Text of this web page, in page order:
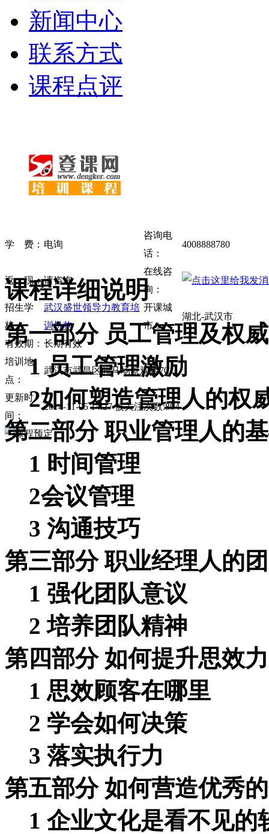
新闻中心
联系方式
课程点评
学 费： 电询
咨询电
话：
4008888780
返 现：请咨询
在线咨
询：
招生学
校：
武汉盛世领导力教育培
训机构
开课城
市：
湖北-武汉市
有效期： 长期有效
培训地
点：
武汉市武昌区阅马场景观楼701
更新时
间：
2014-11-05 14:27 被关注次数:804
课程详细说明
第一部分 员工管理及权
1 员工管理激励
2如何塑造管理人的权
第二部分 职业管理人的
1 时间管理
2会议管理
3 沟通技巧
第三部分 职业经理人的
1 强化团队意议
2 培养团队精神
第四部分 如何提升思效
1 思效顾客在哪里
2 学会如何决策
3 落实执行力
第五部分 如何营造优秀
1 企业文化是看不见的